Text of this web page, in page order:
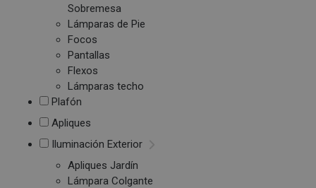
Sobremesa
Lámparas de Pie
Focos
Pantallas
Flexos
Lámparas techo
Plafón
Apliques
Iluminación Exterior
Apliques Jardín
Lámpara Colgante